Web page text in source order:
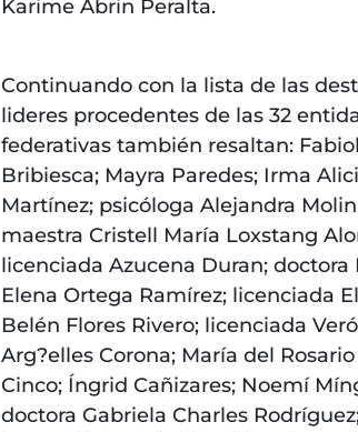
Karime Abrin Peralta.
Continuando con la lista de las
lideres procedentes de las 32
federativas también resaltan:
Bribiesca; Mayra Paredes; Irma
Martínez; psicóloga Alejandra
maestra Cristell María Loxstang
licenciada Azucena Duran; doctora
Elena Ortega Ramírez; licenciada
Belén Flores Rivero; licenciada
Arg?elles Corona; María del
Cinco; Íngrid Cañizares; Noemí
doctora Gabriela Charles